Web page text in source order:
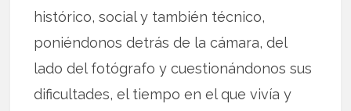
histórico, social y también técnico,
poniéndonos detrás de la cámara, del
lado del fotógrafo y cuestionándonos sus
dificultades, el tiempo en el que vivía y